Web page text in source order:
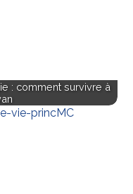
: comment survivre à